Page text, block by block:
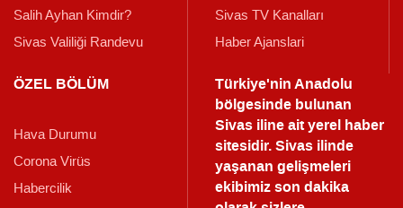
Salih Ayhan Kimdir?
Sivas Valiliği Randevu
Sivas TV Kanalları
Haber Ajanslari
ÖZEL BÖLÜM
Hava Durumu
Corona Virüs
Habercilik
Türkiye'nin Anadolu
bölgesinde bulunan
Sivas iline ait yerel haber
sitesidir. Sivas ilinde
yaşanan gelişmeleri
ekibimiz son dakika